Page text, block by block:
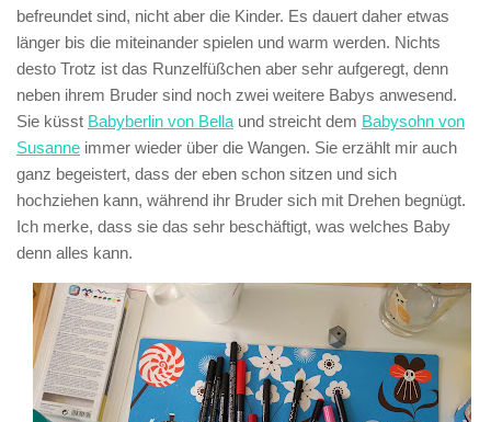
befreundet sind, nicht aber die Kinder. Es dauert daher etwas
länger bis die miteinander spielen und warm werden. Nichts
desto Trotz ist das Runzelfüßchen aber sehr aufgeregt, denn
neben ihrem Bruder sind noch zwei weitere Babys anwesend.
Sie küsst Babyberlin von Bella und streicht dem Babysohn von
Susanne immer wieder über die Wangen. Sie erzählt mir auch
ganz begeistert, dass der eben schon sitzen und sich
hochziehen kann, während ihr Bruder sich mit Drehen begnügt.
Ich merke, dass sie das sehr beschäftigt, was welches Baby
denn alles kann.